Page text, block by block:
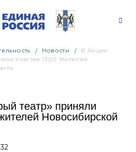
Новости
В Акции
Участие 1300 Жителей
театр» приняли
Новосибирской